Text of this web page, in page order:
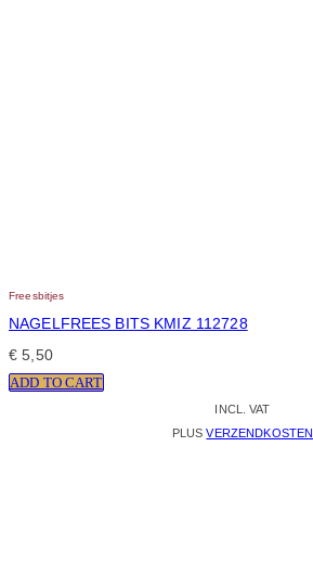
Freesbitjes
NAGELFREES BITS KMIZ 112728
€ 5,50
ADD TO CART
INCL. VAT
PLUSVERZENDKOSTEN